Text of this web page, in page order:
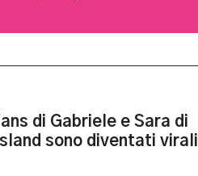
di Gabriele e Sara di
sono diventati virali